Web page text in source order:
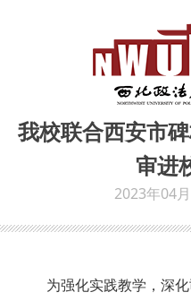
我校联合西安市
审进
2023年04
为强化实践教学，深